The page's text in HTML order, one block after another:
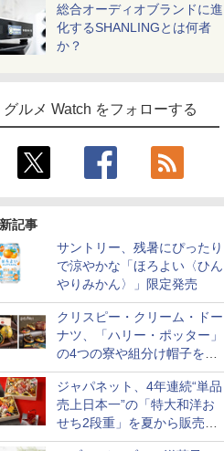
総合オーディオブランドに進
化するSHANLINGとは何者
か？
グルメ Watch をフォローする
記事
サントリー、残暑にぴったり
で涼やかな「ほろよい〈ひん
やりみかん〉」限定発売
クリスピー・クリーム・ドー
ナツ、「ハリー・ポッター」
の4つの寮や組分け帽子をイ
メージしたドーナツなど発売
ジャパネット、4年連続“単品
売上日本一”の「特大和洋お
せち2段重」を夏から販売。
73品・年越しそば付き